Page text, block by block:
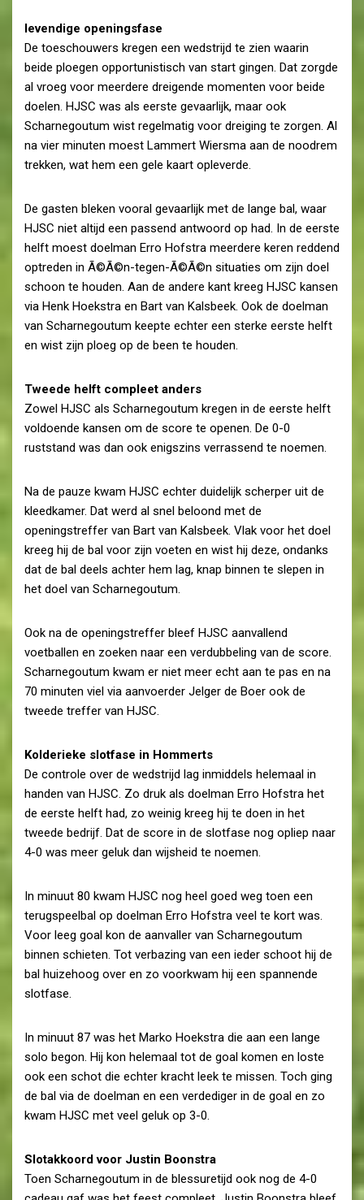
levendige openingsfase
De toeschouwers kregen een wedstrijd te zien waarin
beide ploegen opportunistisch van start gingen. Dat zorgde
al vroeg voor meerdere dreigende momenten voor beide
doelen. HJSC was als eerste gevaarlijk, maar ook
Scharnegoutum wist regelmatig voor dreiging te zorgen. Al
na vier minuten moest Lammert Wiersma aan de noodrem
trekken, wat hem een gele kaart opleverde.
De gasten bleken vooral gevaarlijk met de lange bal, waar
HJSC niet altijd een passend antwoord op had. In de eerste
helft moest doelman Erro Hofstra meerdere keren reddend
optreden in Ã©Ã©n-tegen-Ã©Ã©n situaties om zijn doel
schoon te houden. Aan de andere kant kreeg HJSC kansen
via Henk Hoekstra en Bart van Kalsbeek. Ook de doelman
van Scharnegoutum keepte echter een sterke eerste helft
en wist zijn ploeg op de been te houden.
Tweede helft compleet anders
Zowel HJSC als Scharnegoutum kregen in de eerste helft
voldoende kansen om de score te openen. De 0-0
ruststand was dan ook enigszins verrassend te noemen.
Na de pauze kwam HJSC echter duidelijk scherper uit de
kleedkamer. Dat werd al snel beloond met de
openingstreffer van Bart van Kalsbeek. Vlak voor het doel
kreeg hij de bal voor zijn voeten en wist hij deze, ondanks
dat de bal deels achter hem lag, knap binnen te slepen in
het doel van Scharnegoutum.
Ook na de openingstreffer bleef HJSC aanvallend
voetballen en zoeken naar een verdubbeling van de score.
Scharnegoutum kwam er niet meer echt aan te pas en na
70 minuten viel via aanvoerder Jelger de Boer ook de
tweede treffer van HJSC.
Kolderieke slotfase in Hommerts
De controle over de wedstrijd lag inmiddels helemaal in
handen van HJSC. Zo druk als doelman Erro Hofstra het
de eerste helft had, zo weinig kreeg hij te doen in het
tweede bedrijf. Dat de score in de slotfase nog opliep naar
4-0 was meer geluk dan wijsheid te noemen.
In minuut 80 kwam HJSC nog heel goed weg toen een
terugspeelbal op doelman Erro Hofstra veel te kort was.
Voor leeg goal kon de aanvaller van Scharnegoutum
binnen schieten. Tot verbazing van een ieder schoot hij de
bal huizehoog over en zo voorkwam hij een spannende
slotfase.
In minuut 87 was het Marko Hoekstra die aan een lange
solo begon. Hij kon helemaal tot de goal komen en loste
ook een schot die echter kracht leek te missen. Toch ging
de bal via de doelman en een verdediger in de goal en zo
kwam HJSC met veel geluk op 3-0.
Slotakkoord voor Justin Boonstra
Toen Scharnegoutum in de blessuretijd ook nog de 4-0